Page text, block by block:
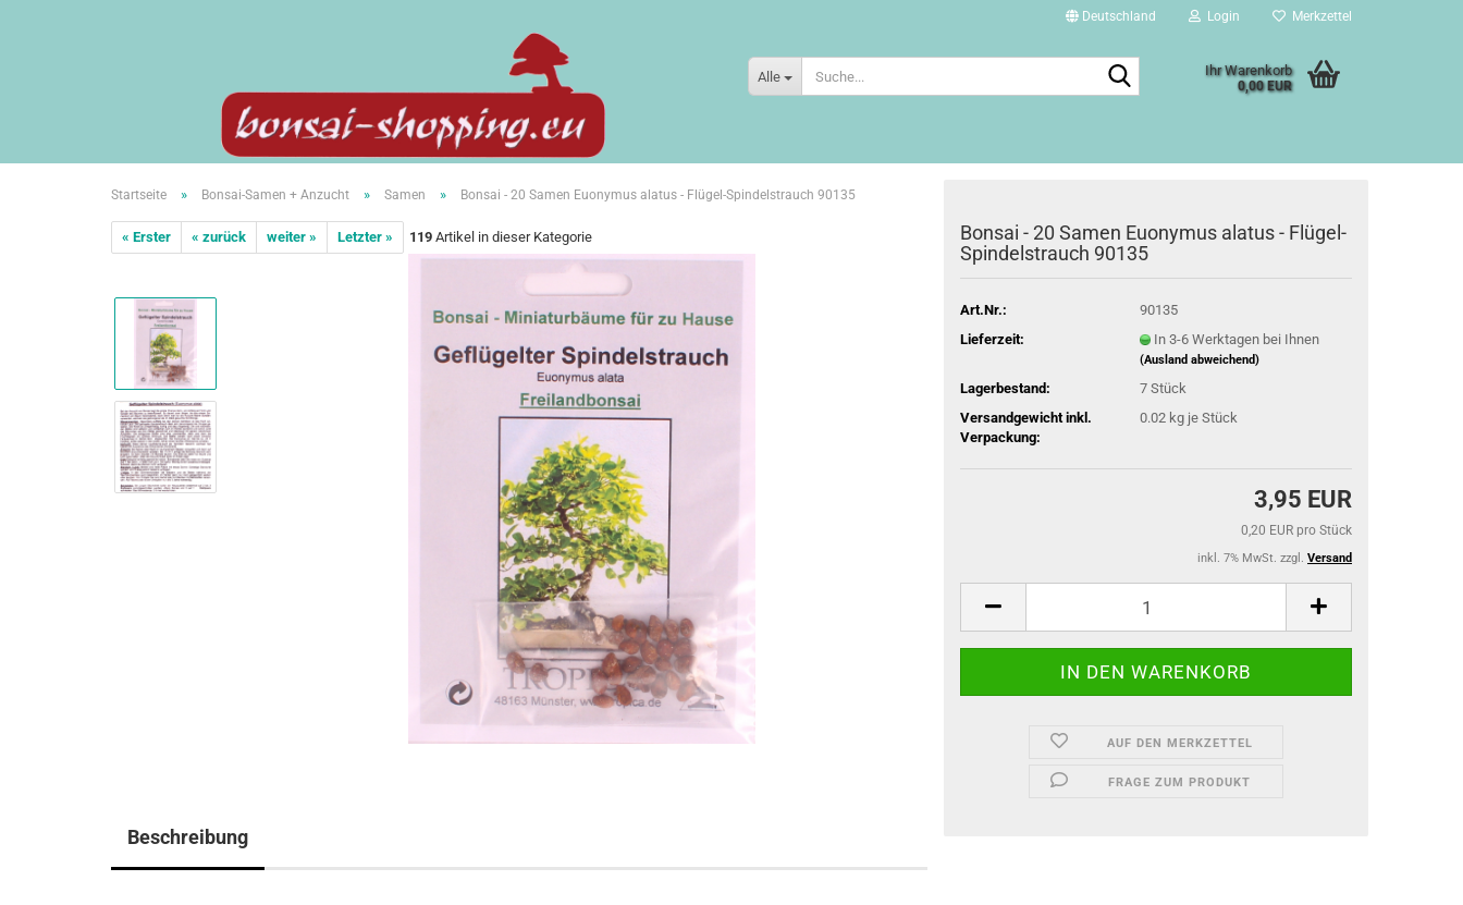
Deutschland Login Merkzettel
Alle Ihr Warenkorb
0,00 EUR
Startseite » Bonsai-Samen + Anzucht » Samen » Bonsai - 20 Samen Euonymus alatus - Flügel-Spindelstrauch 90135
« Erster « zurück weiter » Letzter » 119 Artikel in dieser Kategorie
Bonsai - 20 Samen Euonymus alatus - Flügel-
Spindelstrauch 90135
Art.Nr.:
90135
Lieferzeit:
In 3-6 Werktagen bei Ihnen
(Ausland abweichend)
Lagerbestand: 7 Stück
Versandgewicht inkl.
Verpackung:
0.02 kg je Stück
3,95 EUR
0,20 EUR pro Stück
inkl. 7% MwSt. zzgl. Versand
AUF DEN MERKZETTEL
FRAGE ZUM PRODUKT
Beschreibung